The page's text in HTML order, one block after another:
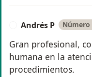
Andrés P
Gran profesional,
humana en la
procedimientos.